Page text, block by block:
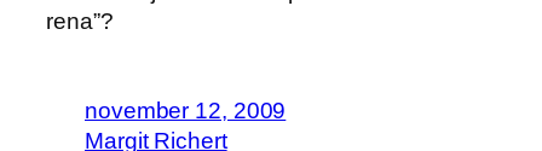
rena”?
november 12, 2009
Margit Richert